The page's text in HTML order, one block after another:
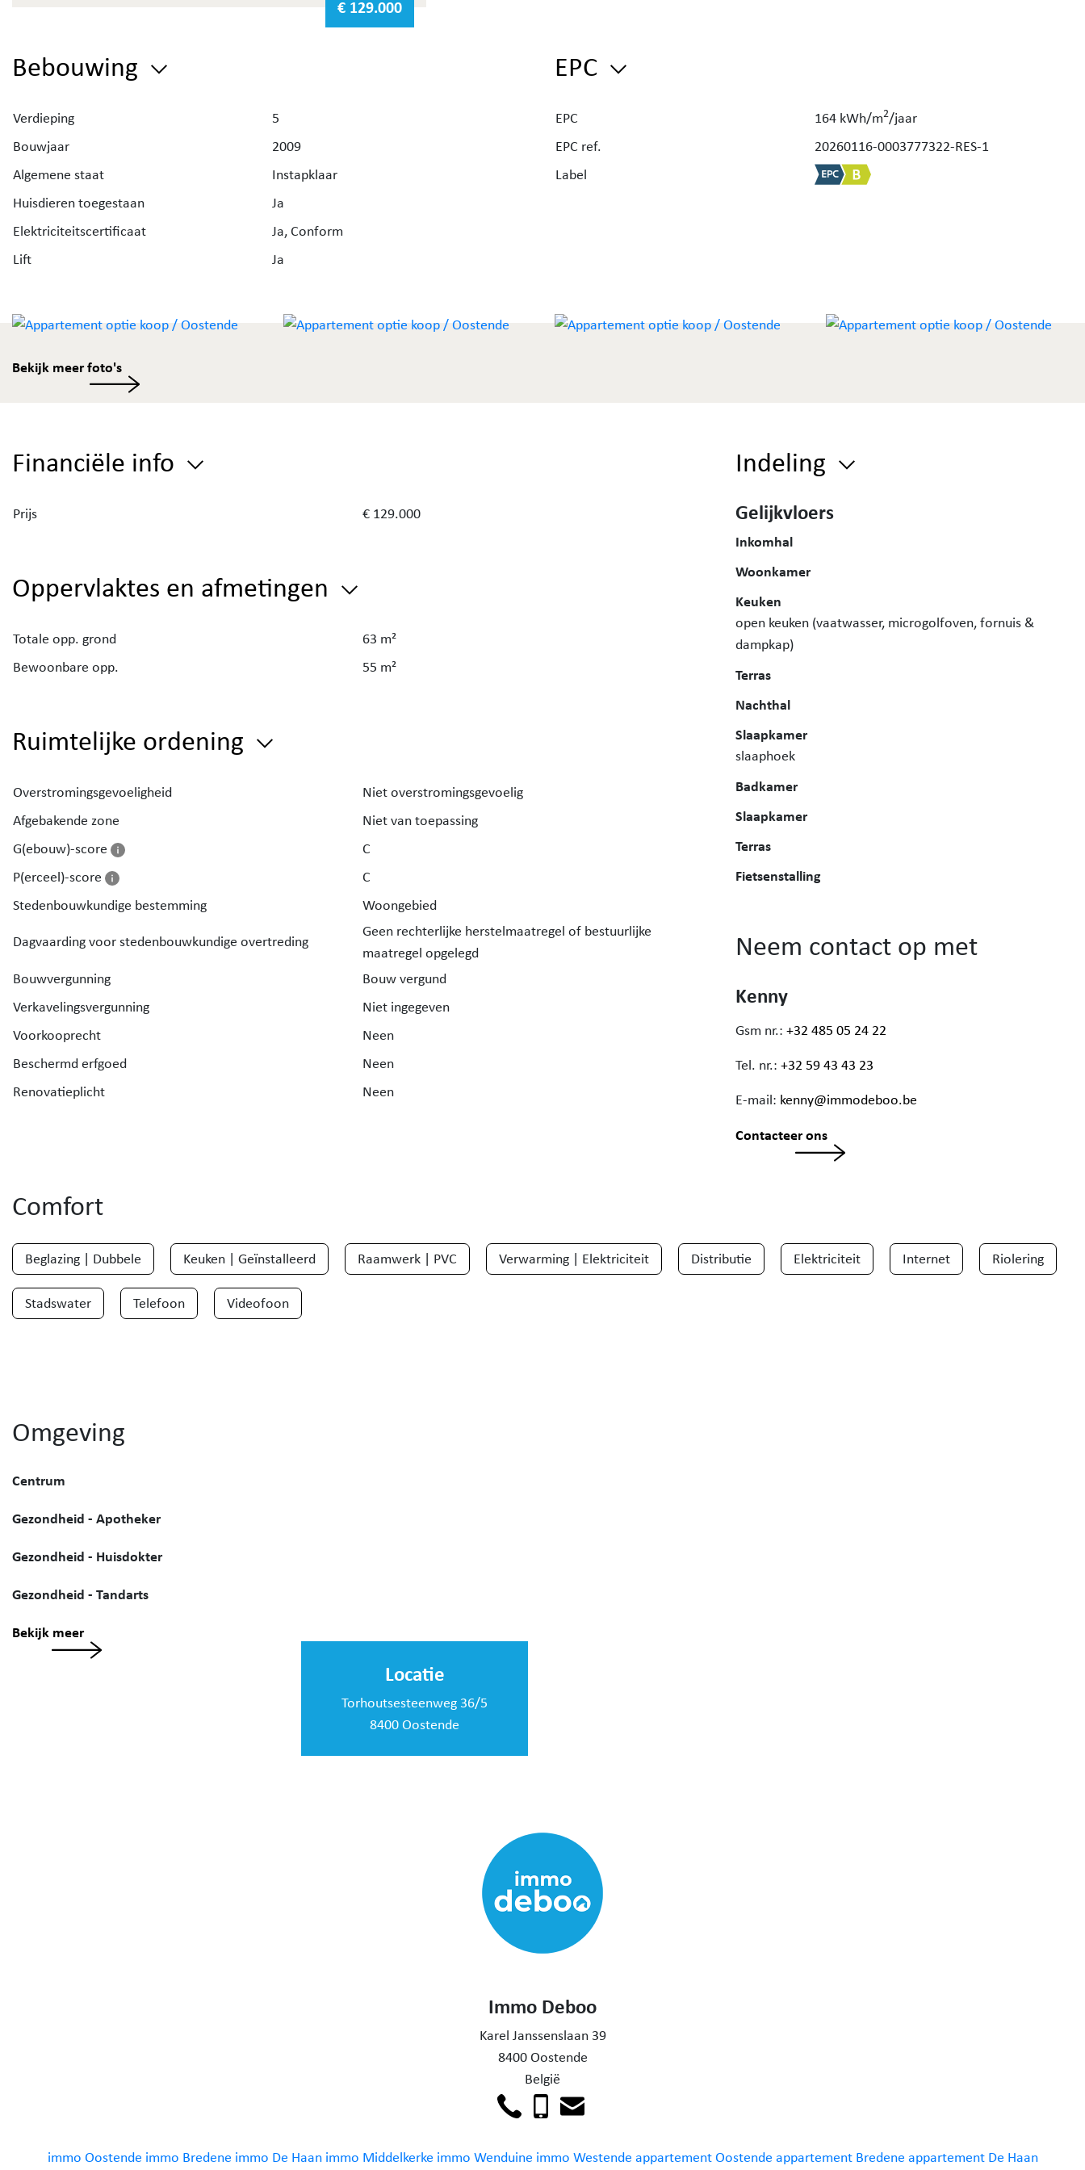
De indeling van het appartement is als volgt: inkomhal,
woonkamer met open geïnstalleerde keuken en toegang tot
het terras vooraan, nachthall, slaaphoek, ingerichte
badkamer met toilet, slaapkamer met aansluitend tweede
fietsenstalling.
erfpacht.
Ideaal appartement als zowel investering, vast of tweede
aan via de website van Immo Deboo.
€ 129.000
Bebouwing
Verdieping
5
Bouwjaar
2009
Algemene staat
Instapklaar
Huisdieren toegestaan
Ja
Elektriciteitscertificaat
Ja, Conform
Lift
Ja
EPC
EPC 164 kWh/m2/jaar
EPC ref.
20260116-0003777322-RES-1
Label
Bekijk meer foto's
Financiële info
Prijs € 129.000
Oppervlaktes en afmetingen
Totale opp. grond
63 m²
Bewoonbare opp.
55 m²
Ruimtelijke ordening
Overstromingsgevoeligheid
Niet overstromingsgevoelig
Afgebakende zone
Niet van toepassing
G(ebouw)-score
C
P(erceel)-score
C
Stedenbouwkundige bestemming
Woongebied
Dagvaarding voor stedenbouwkundige overtreding
Geen rechterlijke herstelmaatregel of bestuurlijke
maatregel opgelegd
Bouwvergunning
Bouw vergund
Verkavelingsvergunning
Niet ingegeven
Voorkooprecht
Neen
Beschermd erfgoed
Neen
Renovatieplicht
Neen
Indeling
Gelijkvloers
Inkomhal
Woonkamer
Keuken
open keuken (vaatwasser, microgolfoven, fornuis &
dampkap)
Terras
Nachthal
Slaapkamer
slaaphoek
Badkamer
Slaapkamer
Terras
Fietsenstalling
Neem contact op met
Kenny
Gsm nr.: +32 485 05 24 22
Tel. nr.: +32 59 43 43 23
E-mail: kenny@immodeboo.be
Contacteer ons
Comfort
Beglazing | Dubbele Keuken | Geïnstalleerd Raamwerk | PVC Verwarming | Elektriciteit Distributie Elektriciteit Internet Riolering
Stadswater Telefoon Videofoon
Omgeving
Centrum
Gezondheid - Apotheker
Gezondheid - Huisdokter
Gezondheid - Tandarts
Bekijk meer
Locatie
Torhoutsesteenweg 36/5
8400 Oostende
Immo Deboo
Karel Janssenslaan 39
8400 Oostende
België
immo Oostende immo Bredene immo De Haan immo Middelkerke immo Wenduine immo Westende appartement Oostende appartement Bredene appartement De Haan